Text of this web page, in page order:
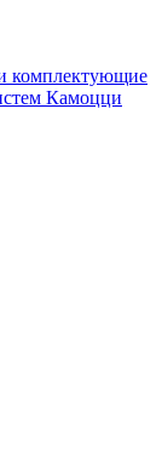
комплектующие
Камоцци